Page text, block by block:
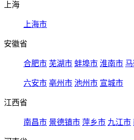
上海
上海市
安徽省
合肥市 芜湖市 蚌埠市 淮南市
六安市 亳州市 池州市 宣城市
江西省
南昌市 景德镇市 萍乡市 九江市